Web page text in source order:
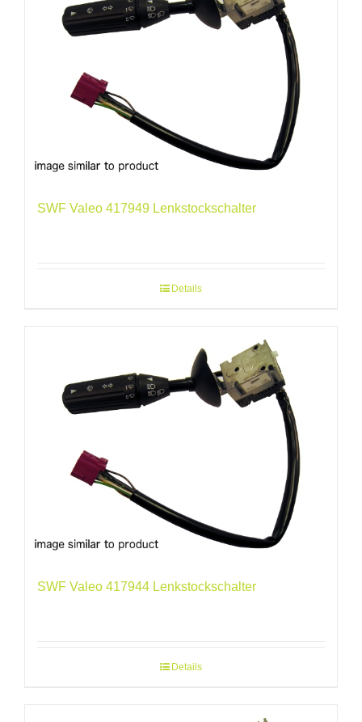
SWF Valeo 417949 Lenkstockschalter
Details
SWF Valeo 417944 Lenkstockschalter
Details